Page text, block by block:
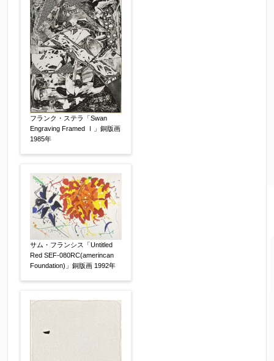
限定番号 【任意】
制作年 【任意】
売却希望時期 【任意】
すぐに売りたい
その他
他社様の査定価格 【任意】
会社名：
査定額：
フランク・ステラ「Swan
Engraving Framed Ⅰ」銅版画
1985年
サム・フランシス「Untitled
Red SEF-080RC(amerincan
Foundation)」銅版画 1992年